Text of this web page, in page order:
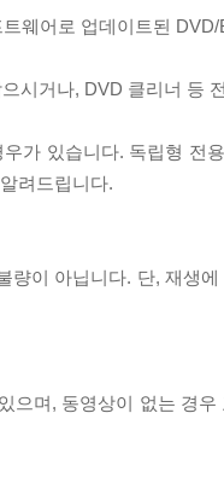
웨어로 업데이트된
시거나, DVD 클리너 등
가 있습니다. 독립형 전
려드립니다.
이 아닙니다. 단, 재생
으며, 동영상이 없는 경우